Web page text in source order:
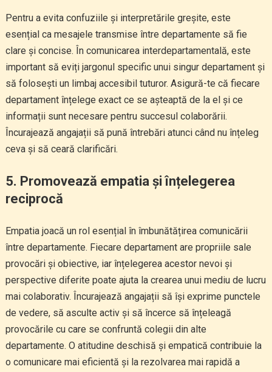
Pentru a evita confuziile și interpretările greșite, este
esențial ca mesajele transmise între departamente să fie
clare și concise. În comunicarea interdepartamentală, este
important să eviți jargonul specific unui singur departament și
să folosești un limbaj accesibil tuturor. Asigură-te că fiecare
departament înțelege exact ce se așteaptă de la el și ce
informații sunt necesare pentru succesul colaborării.
Încurajează angajații să pună întrebări atunci când nu înțeleg
ceva și să ceară clarificări.
5. Promovează empatia și înțelegerea
reciprocă
Empatia joacă un rol esențial în îmbunătățirea comunicării
între departamente. Fiecare departament are propriile sale
provocări și obiective, iar înțelegerea acestor nevoi și
perspective diferite poate ajuta la crearea unui mediu de lucru
mai colaborativ. Încurajează angajații să își exprime punctele
de vedere, să asculte activ și să încerce să înțeleagă
provocările cu care se confruntă colegii din alte
departamente. O atitudine deschisă și empatică contribuie la
o comunicare mai eficientă și la rezolvarea mai rapidă a